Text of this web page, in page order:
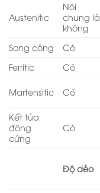
Austenitic
Nói
chung là
không
Song công
Có
Ferritic
Có
Martensitic Có
Kết tủa
đông
cứng
Có
Độ dẻo